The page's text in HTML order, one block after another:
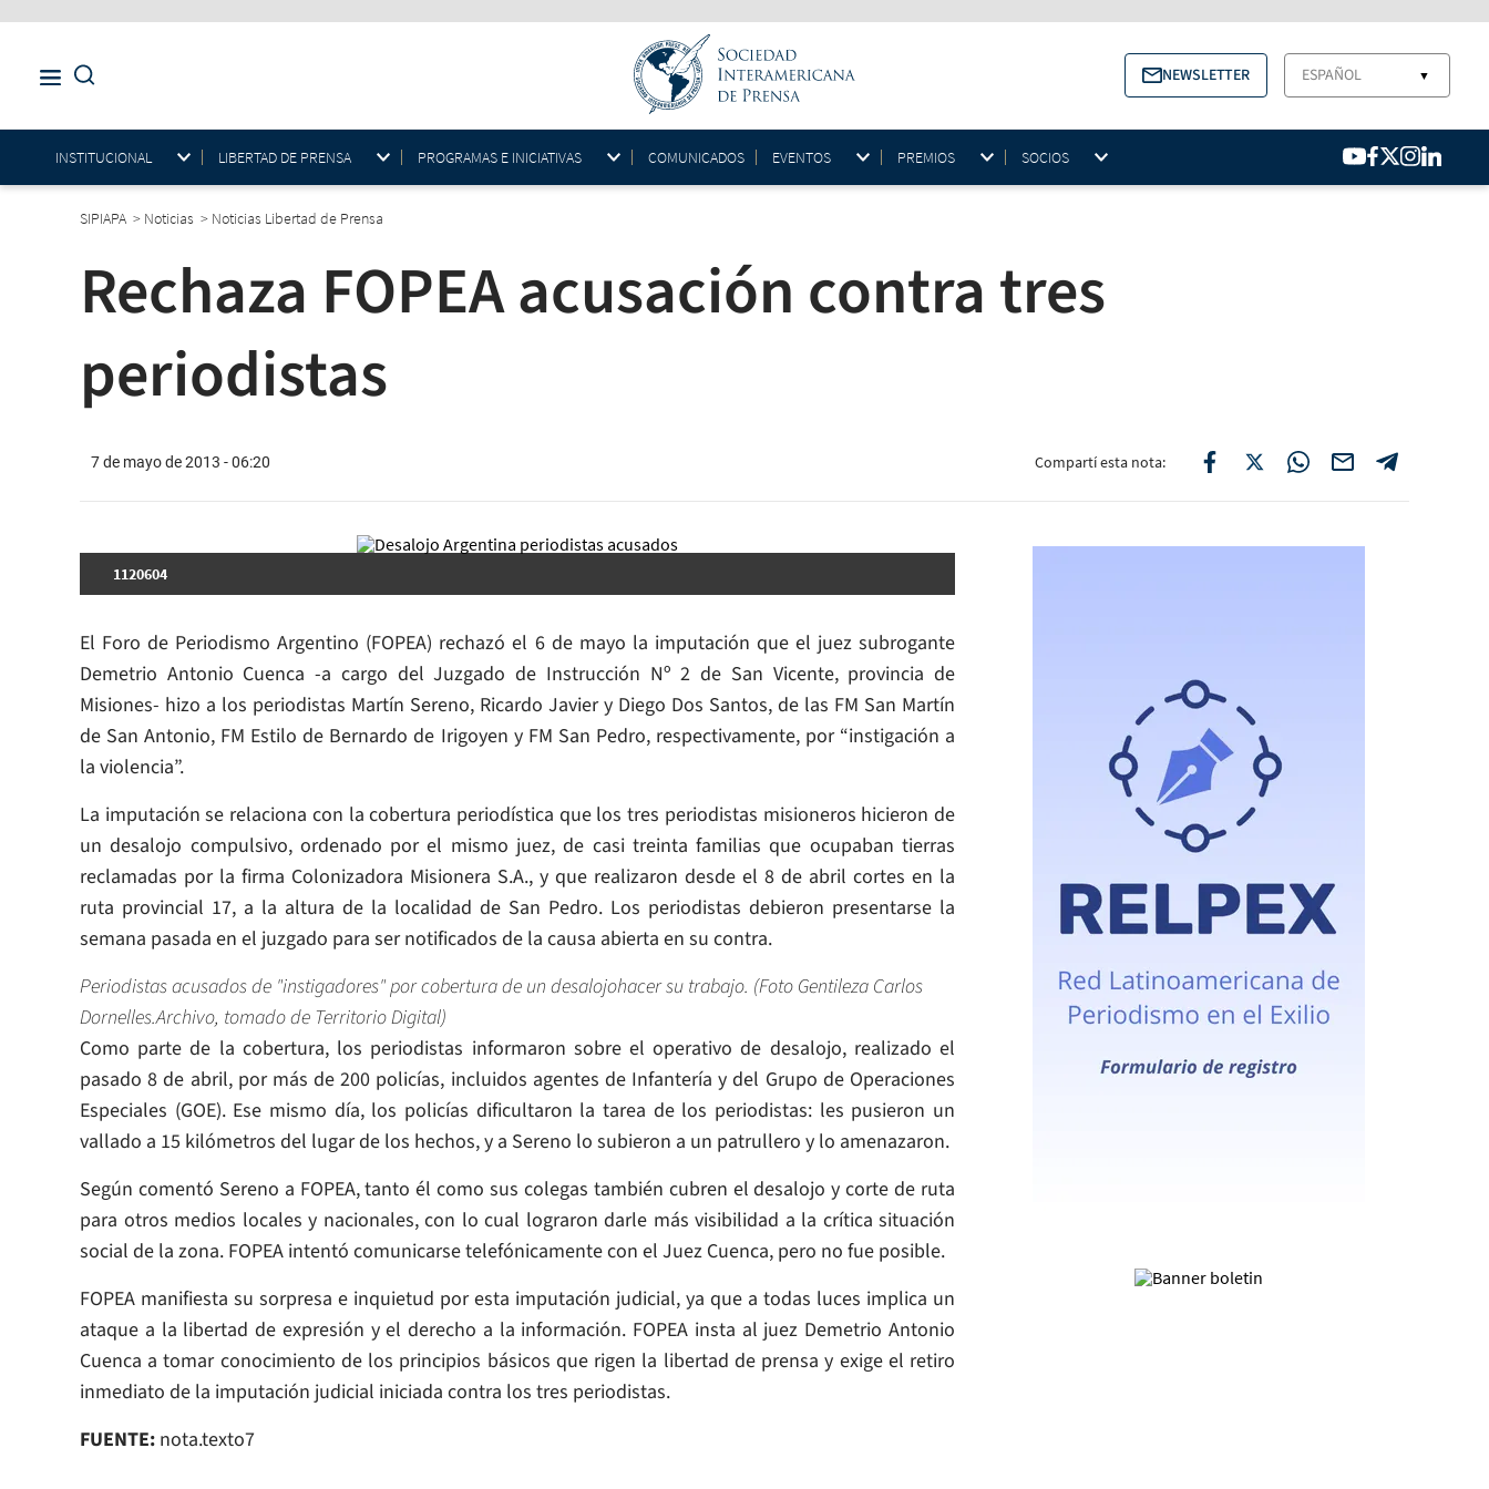
NEWSLETTER ESPAÑOL ▼
INSTITUCIONAL LIBERTAD DE PRENSA PROGRAMAS E INICIATIVAS COMUNICADOS EVENTOS PREMIOS SOCIOS
SIPIAPA > Noticias > Noticias Libertad de Prensa
Rechaza FOPEA acusación contra tres
periodistas
7 de mayo de 2013 - 06:20 Compartí esta nota:
1120604
El Foro de Periodismo Argentino (FOPEA) rechazó el 6 de mayo la imputación que el juez subrogante
Demetrio Antonio Cuenca -a cargo del Juzgado de Instrucción Nº 2 de San Vicente, provincia de
Misiones- hizo a los periodistas Martín Sereno, Ricardo Javier y Diego Dos Santos, de las FM San Martín
de San Antonio, FM Estilo de Bernardo de Irigoyen y FM San Pedro, respectivamente, por “instigación a
la violencia”.
La imputación se relaciona con la cobertura periodística que los tres periodistas misioneros hicieron de
un desalojo compulsivo, ordenado por el mismo juez, de casi treinta familias que ocupaban tierras
reclamadas por la firma Colonizadora Misionera S.A., y que realizaron desde el 8 de abril cortes en la
ruta provincial 17, a la altura de la localidad de San Pedro. Los periodistas debieron presentarse la
semana pasada en el juzgado para ser notificados de la causa abierta en su contra.
Periodistas acusados de "instigadores" por cobertura de un desalojohacer su trabajo. (Foto Gentileza Carlos
Dornelles.Archivo, tomado de Territorio Digital)
Como parte de la cobertura, los periodistas informaron sobre el operativo de desalojo, realizado el
pasado 8 de abril, por más de 200 policías, incluidos agentes de Infantería y del Grupo de Operaciones
Especiales (GOE). Ese mismo día, los policías dificultaron la tarea de los periodistas: les pusieron un
vallado a 15 kilómetros del lugar de los hechos, y a Sereno lo subieron a un patrullero y lo amenazaron.
Según comentó Sereno a FOPEA, tanto él como sus colegas también cubren el desalojo y corte de ruta
para otros medios locales y nacionales, con lo cual lograron darle más visibilidad a la crítica situación
social de la zona. FOPEA intentó comunicarse telefónicamente con el Juez Cuenca, pero no fue posible.
FOPEA manifiesta su sorpresa e inquietud por esta imputación judicial, ya que a todas luces implica un
ataque a la libertad de expresión y el derecho a la información. FOPEA insta al juez Demetrio Antonio
Cuenca a tomar conocimiento de los principios básicos que rigen la libertad de prensa y exige el retiro
inmediato de la imputación judicial iniciada contra los tres periodistas.
FUENTE: nota.texto7